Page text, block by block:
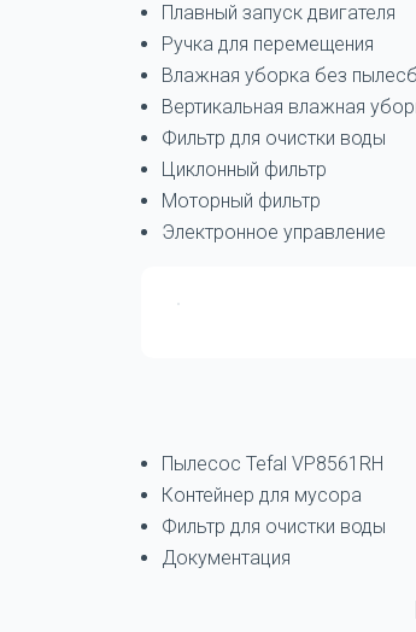
Плавный запуск двигателя
Ручка для перемещения
Влажная уборка без
Вертикальная влажная
Фильтр для очистки воды
Циклонный фильтр
Моторный фильтр
Электронное управление
Пылесос Tefal VP8561RH
Контейнер для мусора
Фильтр для очистки воды
Документация